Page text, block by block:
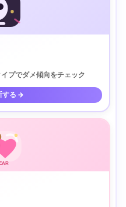
プでダメ傾向をチェック
する →